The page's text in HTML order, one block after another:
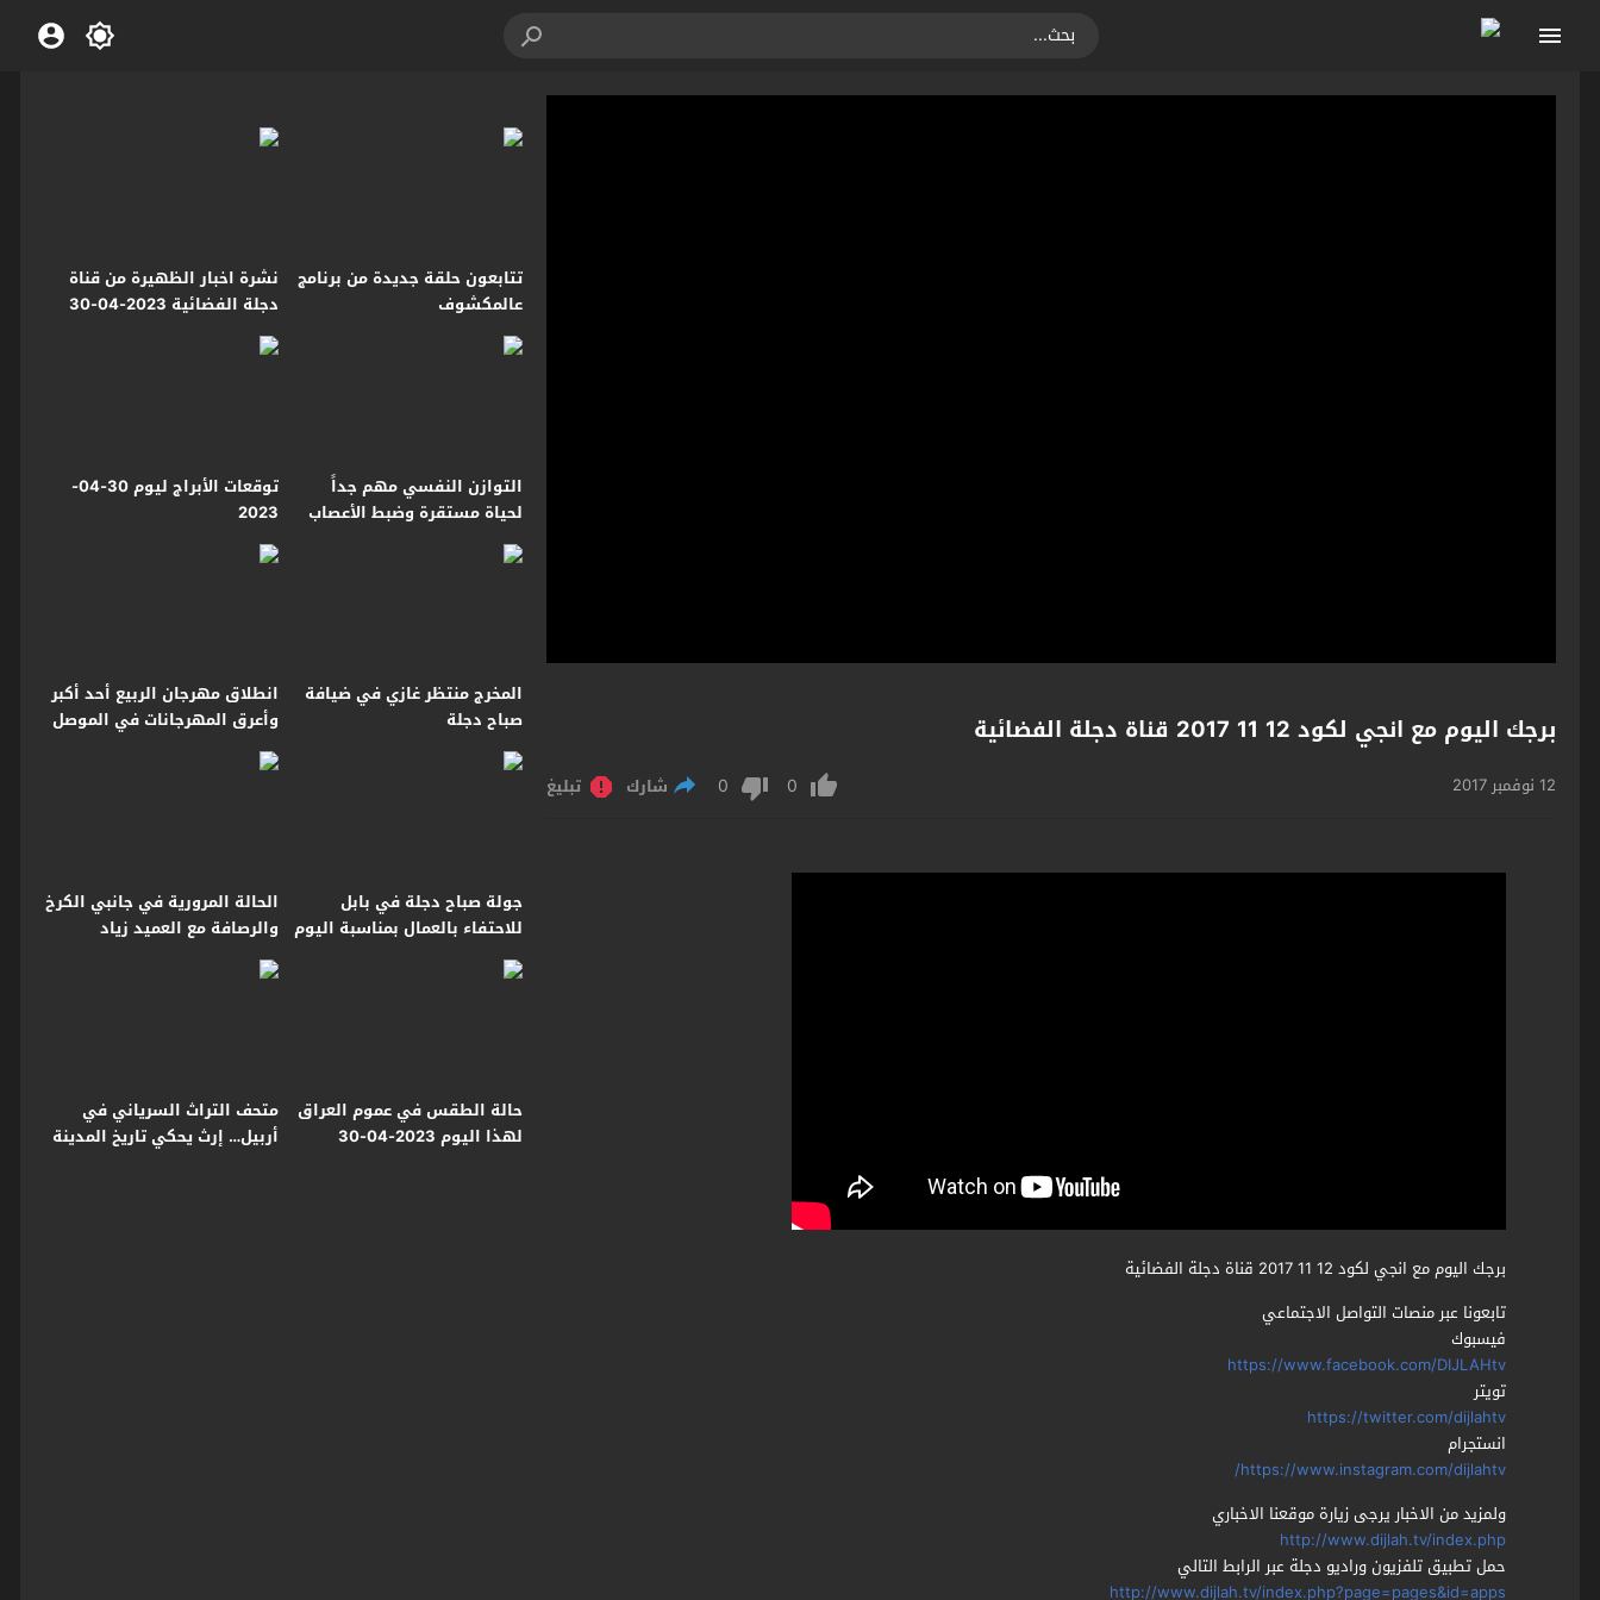
برجك اليوم مع انجي لكود 12 11 2017 قناة دجلة الفضائية
12 نوفمبر 2017 0
0 شارك تبليغ
برجك اليوم مع انجي لكود 12 11 2017 قناة دجلة الفضائية
تابعونا عبر منصات التواصل الاجتماعي
فيسبوك
https://www.facebook.com/DIJLAHtv
تويتر
https://twitter.com/dijlahtv
انستجرام
https://www.instagram.com/dijlahtv/
ولمزيد من الاخبار يرجى زيارة موقعنا الاخباري
http://www.dijlah.tv/index.php
حمل تطبيق تلفزيون وراديو دجلة عبر الرابط التالي
http://www.dijlah.tv/index.php?page=pages&id=apps
تتابعون حلقة جديدة من برنامج
عالمكشوف
نشرة اخبار الظهيرة من قناة
دجلة الفضائية 2023-04-30
التوازن النفسي مهم جداً
لحياة مستقرة وضبط الأعصاب
مهارة وفن
توقعات الأبراج ليوم 30-04-
2023
المخرج منتظر غازي في ضيافة
صباح دجلة
انطلاق مهرجان الربيع أحد أكبر
وأعرق المهرجانات في الموصل
جولة صباح دجلة في بابل
للاحتفاء بالعمال بمناسبة اليوم
العالمي للعمال
الحالة المرورية في جانبي الكرخ
والرصافة مع العميد زياد
القيسي
حالة الطقس في عموم العراق
لهذا اليوم 2023-04-30
متحف التراث السرياني في
أربيل… إرث يحكي تاريخ المدينة